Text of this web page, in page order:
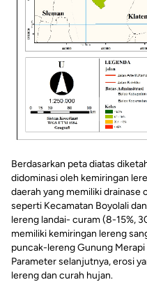
Berdasarkan peta diatas
didominasi oleh kemiringan
daerah yang memiliki
seperti Kecamatan Boyolali
lereng landai- curam (8-15%,
memiliki kemiringan lereng
puncak-lereng Gunung
Parameter selanjutnya, erosi
lereng dan curah hujan.